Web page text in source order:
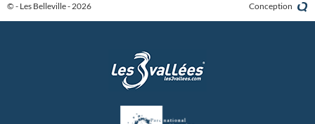
© - Les Belleville - 2026 Conception